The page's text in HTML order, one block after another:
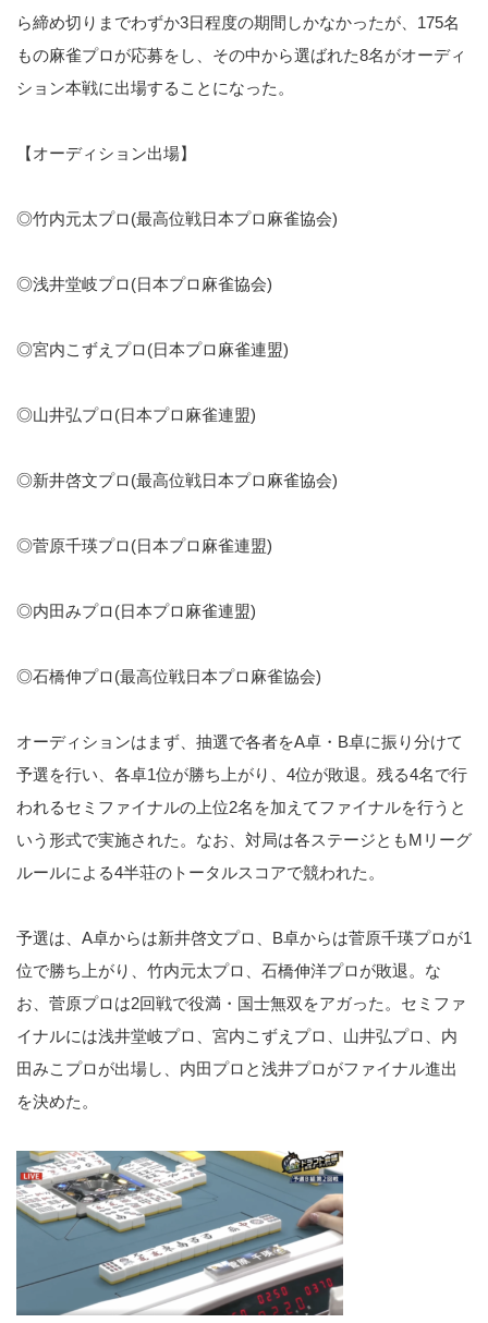
ら締め切りまでわずか3日程度の期間しかなかったが、175名
もの麻雀プロが応募をし、その中から選ばれた8名がオーディ
ション本戦に出場することになった。
【オーディション出場】
◎竹内元太プロ(最高位戦日本プロ麻雀協会)
◎浅井堂岐プロ(日本プロ麻雀協会)
◎宮内こずえプロ(日本プロ麻雀連盟)
◎山井弘プロ(日本プロ麻雀連盟)
◎新井啓文プロ(最高位戦日本プロ麻雀協会)
◎菅原千瑛プロ(日本プロ麻雀連盟)
◎内田みプロ(日本プロ麻雀連盟)
◎石橋伸プロ(最高位戦日本プロ麻雀協会)
オーディションはまず、抽選で各者をA卓・B卓に振り分けて
予選を行い、各卓1位が勝ち上がり、4位が敗退。残る4名で行
われるセミファイナルの上位2名を加えてファイナルを行うと
いう形式で実施された。なお、対局は各ステージともMリーグ
ルールによる4半荘のトータルスコアで競われた。
予選は、A卓からは新井啓文プロ、B卓からは菅原千瑛プロが1
位で勝ち上がり、竹内元太プロ、石橋伸洋プロが敗退。な
お、菅原プロは2回戦で役満・国士無双をアガった。セミファ
イナルには浅井堂岐プロ、宮内こずえプロ、山井弘プロ、内
田みこプロが出場し、内田プロと浅井プロがファイナル進出
を決めた。